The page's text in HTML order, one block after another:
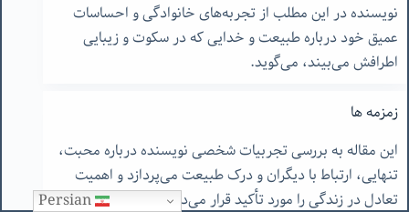
نویسنده در این مطلب از تجربه‌های خانوادگی و احساسات
عمیق خود درباره طبیعت و خدایی که در سکوت و زیبایی
اطرافش می‌بیند، می‌گوید.
زمزمه ها
این مقاله به بررسی تجربیات شخصی نویسنده درباره محبت،
تنهایی، ارتباط با دیگران و درک طبیعت می‌پردازد و اهمیت
تعادل در زندگی را مورد تأکید قرار می‌دهد.
Persian